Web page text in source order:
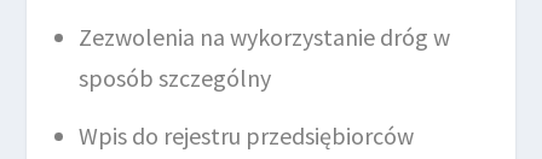
Zezwolenia na wykorzystanie dróg w
sposób szczególny
Wpis do rejestru przedsiębiorców